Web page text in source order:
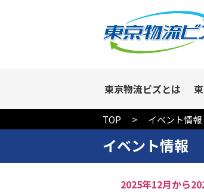
東京物流ビズとは
TOP イベント情報
イベント情報
2025年12月から